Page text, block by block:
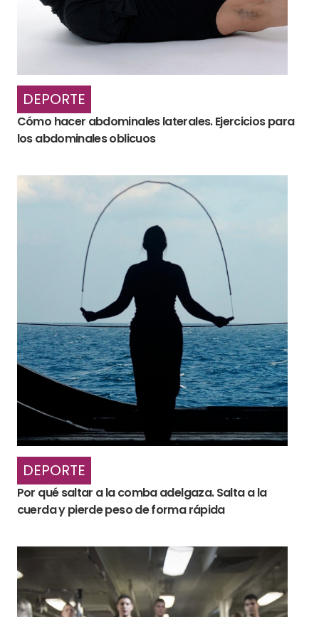
DEPORTE
Cómo hacer abdominales laterales. Ejercicios para
los abdominales oblicuos
DEPORTE
Por qué saltar a la comba adelgaza. Salta a la
cuerda y pierde peso de forma rápida